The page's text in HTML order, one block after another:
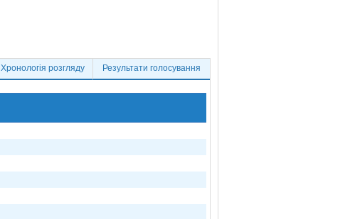
Хронологія розгляду Результати голосування